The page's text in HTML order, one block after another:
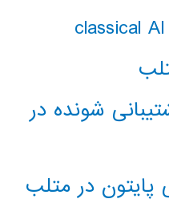
شونده در
پایتون در متلب